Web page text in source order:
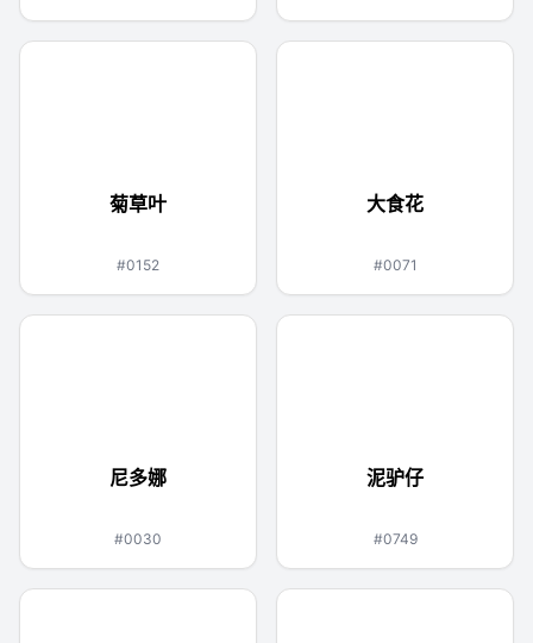
菊草叶
#0152
大食花
#0071
尼多娜
#0030
泥驴仔
#0749